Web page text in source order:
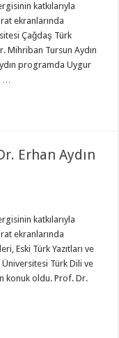
katkılarıyla
ekranlarında
Çağdaş Türk
Mihriban Tursun Aydın
programda Uygur
…
Erhan Aydın
katkılarıyla
ekranlarında
Eski Türk Yazıtları ve
Türk Dili ve
konuk oldu. Prof. Dr.